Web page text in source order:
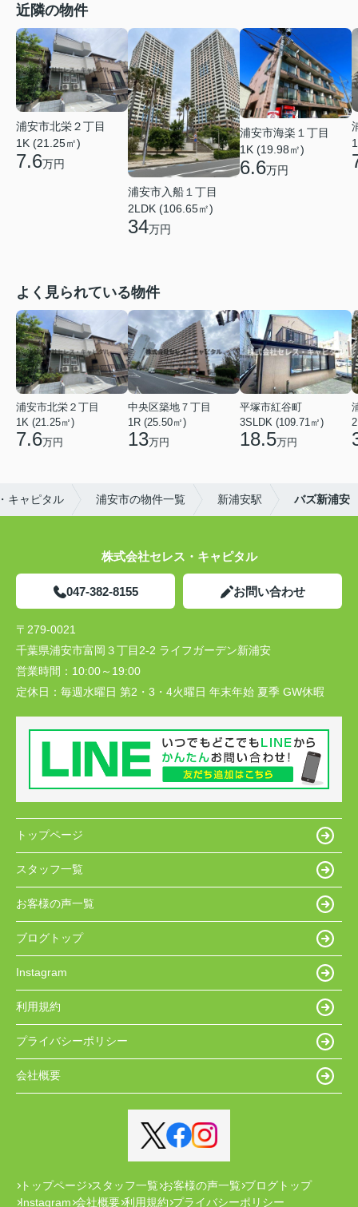
近隣の物件
浦安市北栄２丁目
1K (21.25㎡)
7.6万円
浦安市入船１丁目
2LDK (106.65㎡)
34万円
浦安市海楽１丁目
1K (19.98㎡)
6.6万円
よく見られている物件
浦安市北栄２丁目
1K (21.25㎡)
7.6万円
中央区築地７丁目
1R (25.50㎡)
13万円
平塚市紅谷町
3SLDK (109.71㎡)
18.5万円
キャピタル 浦安市の物件一覧 新浦安駅 バズ新浦安
株式会社セレス・キャピタル
047-382-8155 お問い合わせ
〒279-0021
千葉県浦安市富岡３丁目2-2 ライフガーデン新浦安
営業時間： 10:00～19:00
定休日： 毎週水曜日 第2・3・4火曜日 年末年始 夏季 GW休暇
トップページ
スタッフ一覧
お客様の声一覧
ブログトップ
Instagram
利用規約
プライバシーポリシー
会社概要
トップページ スタッフ一覧 お客様の声一覧 ブログトップ
Instagram 会社概要 利用規約 プライバシーポリシー